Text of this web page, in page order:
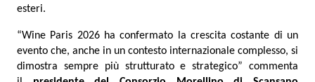
esteri.
“Wine Paris 2026 ha confermato la crescita costante di un
evento che, anche in un contesto internazionale complesso, si
dimostra sempre più strutturato e strategico” commenta